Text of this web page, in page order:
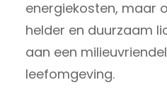
energiekosten, maar
helder en duurzaam
aan een
leefomgeving.